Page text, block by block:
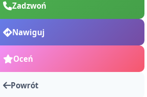
Zadzwoń
Nawiguj
Oceń
Powrót